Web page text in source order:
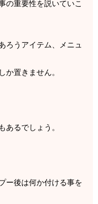
の重要性を説いていこ
ろうアイテム、メニュ
か置きません。
あるでしょう。
ー後は何か付ける事を